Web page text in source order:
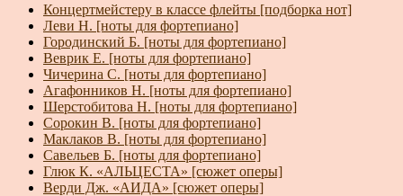
Концертмейстеру в классе флейты [подборка нот]
Леви Н. [ноты для фортепиано]
Городинский Б. [ноты для фортепиано]
Веврик Е. [ноты для фортепиано]
Чичерина С. [ноты для фортепиано]
Агафонников Н. [ноты для фортепиано]
Шерстобитова Н. [ноты для фортепиано]
Сорокин В. [ноты для фортепиано]
Маклаков В. [ноты для фортепиано]
Савельев Б. [ноты для фортепиано]
Глюк К. «АЛЬЦЕСТА» [сюжет оперы]
Верди Дж. «АИДА» [сюжет оперы]